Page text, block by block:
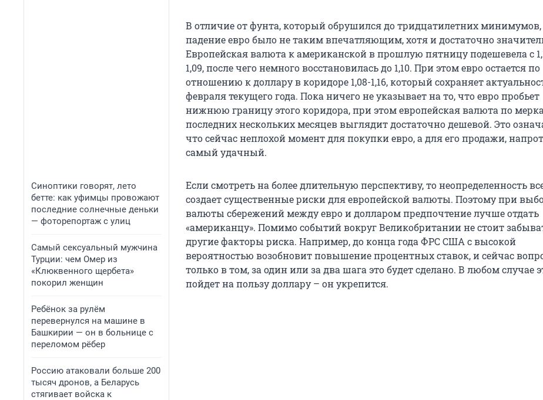
Синоптики говорят, лето
бетте: как уфимцы провожают
последние солнечные деньки
— фоторепортаж с улиц
Самый сексуальный мужчина
Турции: чем Омер из
«Клюквенного щербета»
покорил женщин
Ребёнок за рулём
перевернулся на машине в
Башкирии — он в больнице с
переломом рёбер
Россию атаковали больше 200
тысяч дронов, а Беларусь
стягивает войска к
В отличие от фунта, который обрушился до тридцатилетних минимумов,
падение евро было не таким впечатляющим, хотя и достаточно
Европейская валюта к американской в прошлую пятницу подешевела с
1,09, после чего немного восстановилась до 1,10. При этом евро остается по
отношению к доллару в коридоре 1,08-1,16, который сохраняет
февраля текущего года. Пока ничего не указывает на то, что евро пробьет
нижнюю границу этого коридора, при этом европейская валюта по
последних нескольких месяцев выглядит достаточно дешевой. Это
что сейчас неплохой момент для покупки евро, а для его продажи,
самый удачный.
Если смотреть на более длительную перспективу, то неопределенность
создает существенные риски для европейской валюты. Поэтому при
валюты сбережений между евро и долларом предпочтение лучше отдать
«американцу». Помимо событий вокруг Великобритании не стоит
другие факторы риска. Например, до конца года ФРС США с высокой
вероятностью возобновит повышение процентных ставок, и сейчас
только в том, за один или за два шага это будет сделано. В любом случае
пойдет на пользу доллару – он укрепится.